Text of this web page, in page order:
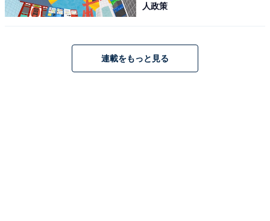
出口から先は、駅を南北から挟み込む形で商店街が形成
人政策
連載をもっと見る